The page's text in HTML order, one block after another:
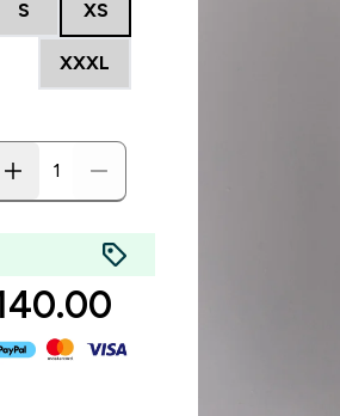
XS
S
XXXL
AED‎